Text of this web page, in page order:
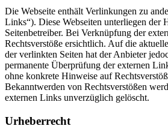
Die Webseite enthält Verlinkungen zu
Links“). Diese Webseiten unterliegen der
Seitenbetreiber. Bei Verknüpfung der
Rechtsverstöße ersichtlich. Auf die
der verlinkten Seiten hat der Anbieter
permanente Überprüfung der externen
ohne konkrete Hinweise auf
Bekanntwerden von Rechtsverstößen
externen Links unverzüglich gelöscht.
Urheberrecht